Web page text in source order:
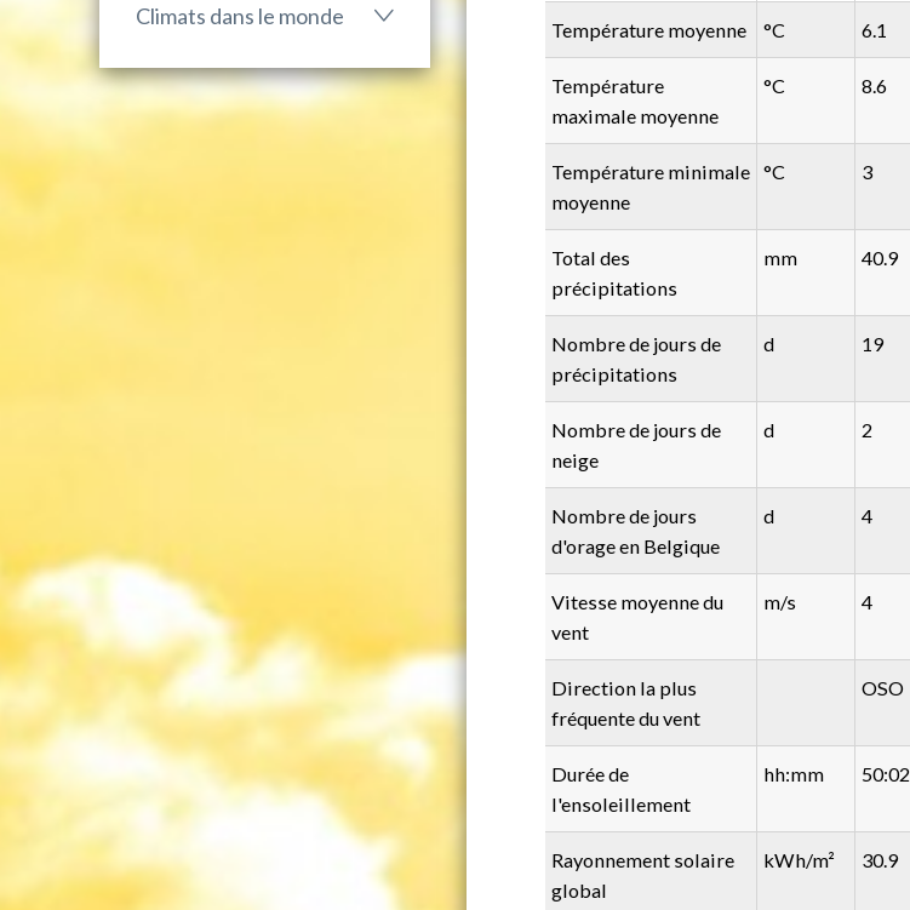
Climats dans le monde
Température moyenne °C 6.1
Température
maximale moyenne
°C 8.6
Température minimale
moyenne
°C 3
Total des
précipitations
mm 40.9
Nombre de jours de
précipitations
d 19
Nombre de jours de
neige
d 2
Nombre de jours
d'orage en Belgique
d 4
Vitesse moyenne du
vent
m/s 4
Direction la plus
fréquente du vent
OSO
Durée de
l'ensoleillement
hh:mm 50:02
Rayonnement solaire
global
kWh/m² 30.9